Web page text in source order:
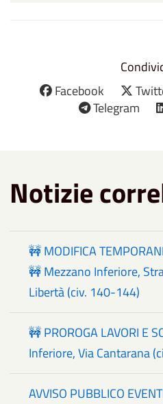
Facebook
Telegram
Notizie
🚧 MODIFICA
🚧 Mezzano Inferiore,
Libertà (civ. 140-144)
🚧 PROROGA LAVORI E
Inferiore, Via Cantarana
AVVISO PUBBLICO